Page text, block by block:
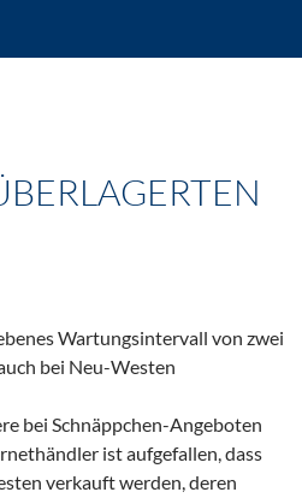
Wartungsintervall von zwei
bei Neu-Westen
bei Schnäppchen-Angeboten
ist aufgefallen, dass
verkauft werden, deren